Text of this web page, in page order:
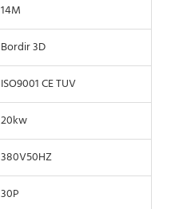
14M
Bordir 3D
ISO9001 CE TUV
20kw
380V50HZ
30P